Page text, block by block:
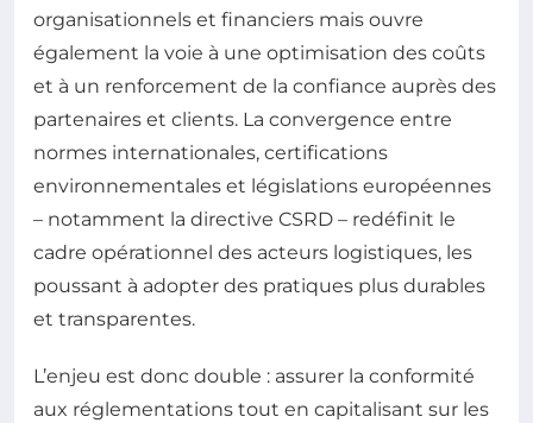
organisationnels et financiers mais ouvre
également la voie à une optimisation des coûts
et à un renforcement de la confiance auprès des
partenaires et clients. La convergence entre
normes internationales, certifications
environnementales et législations européennes
– notamment la directive CSRD – redéfinit le
cadre opérationnel des acteurs logistiques, les
poussant à adopter des pratiques plus durables
et transparentes.
L’enjeu est donc double : assurer la conformité
aux réglementations tout en capitalisant sur les